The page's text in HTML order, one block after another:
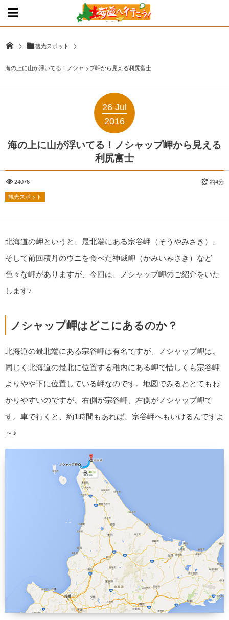
観光スポット
海の上に山が浮いてる！ノシャップ岬から見える利尻富士
26 Jul
2016
海の上に山が浮いてる！ノシャップ岬から見える
利尻富士
24076 約4分
観光スポット
北海道の岬というと、最北端にある宗谷岬（そうやみさき）、
そして前回積丹のウニを食べた神威岬（かみいみさき）など
色々な岬がありますが、今回は、ノシャップ岬のご紹介をいた
します♪
ノシャップ岬はどこにあるのか？
北海道の最北端にある宗谷岬は有名ですが、ノシャップ岬は、
同じく北海道の最北に位置する稚内にある岬で惜しくも宗谷岬
よりやや下に位置している岬なのです。地図でみるととてもわ
かりやすいのですが、右側が宗谷岬、左側がノシャップ岬で
す。車で行くと、約1時間もあれば、宗谷岬へもいけるんですよ
～♪